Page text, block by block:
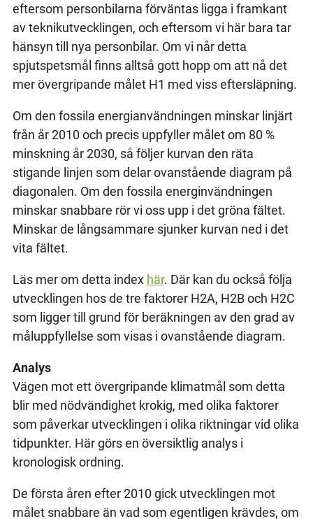
eftersom personbilarna förväntas ligga i framkant
av teknikutvecklingen, och eftersom vi här bara tar
hänsyn till nya personbilar. Om vi når detta
spjutspetsmål finns alltså gott hopp om att nå det
mer övergripande målet H1 med viss eftersläpning.
Om den fossila energianvändningen minskar linjärt
från år 2010 och precis uppfyller målet om 80 %
minskning år 2030, så följer kurvan den räta
stigande linjen som delar ovanstående diagram på
diagonalen. Om den fossila energinvändningen
minskar snabbare rör vi oss upp i det gröna fältet.
Minskar de långsammare sjunker kurvan ned i det
vita fältet.
Läs mer om detta index här. Där kan du också följa
utvecklingen hos de tre faktorer H2A, H2B och H2C
som ligger till grund för beräkningen av den grad av
måluppfyllelse som visas i ovanstående diagram.
Analys
Vägen mot ett övergripande klimatmål som detta
blir med nödvändighet krokig, med olika faktorer
som påverkar utvecklingen i olika riktningar vid olika
tidpunkter. Här görs en översiktlig analys i
kronologisk ordning.
De första åren efter 2010 gick utvecklingen mot
målet snabbare än vad som egentligen krävdes, om